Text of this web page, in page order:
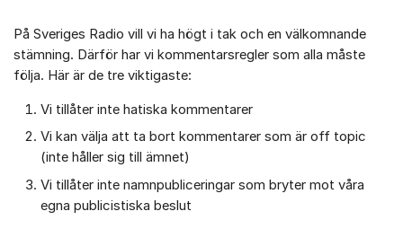
På Sveriges Radio vill vi ha högt i tak och en välkomnande
stämning. Därför har vi kommentarsregler som alla måste
följa. Här är de tre viktigaste:
Vi tillåter inte hatiska kommentarer
Vi kan välja att ta bort kommentarer som är off topic
(inte håller sig till ämnet)
Vi tillåter inte namnpubliceringar som bryter mot våra
egna publicistiska beslut